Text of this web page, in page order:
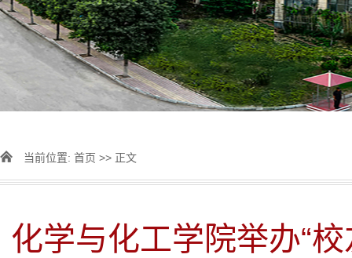
当前位置: 首页 >> 正文
化学与化工学院举办“